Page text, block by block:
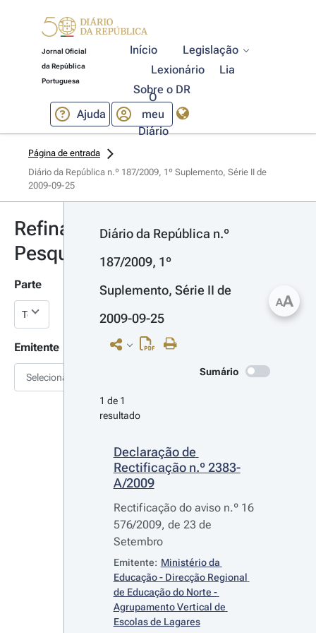
Jornal Oficial
da República
Portuguesa
Início
Legislação
Lexionário
Lia
Sobre o DR
Ajuda
O
meu
Diário
Página de entrada
Diário da República n.º 187/2009, 1º Suplemento, Série II de
2009-09-25
Refinar
Pesquisa
Parte
Emitente
Selecionar
Diário da República n.º
187/2009, 1º
Suplemento, Série II de
2009-09-25
Sumário
1 de 1
resultado
Declaração de
Rectificação n.º 2383-
A/2009
Rectificação do aviso n.º 16
576/2009, de 23 de
Setembro
Emitente: Ministério da
Educação - Direcção Regional
de Educação do Norte -
Agrupamento Vertical de
Escolas de Lagares
AA